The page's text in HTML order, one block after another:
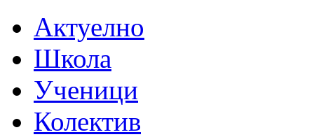
Актуелно
Школа
Ученици
Колектив